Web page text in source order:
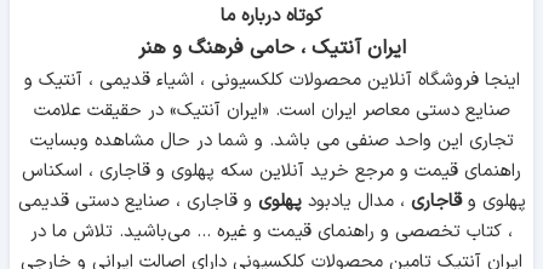
کوتاه درباره ما
ایران آنتیک ، حامی فرهنگ و هنر
اینجا فروشگاه آنلاین محصولات کلکسیونی ، اشیاء قدیمی ، آنتیک و
صنایع دستی معاصر ایران است. «ایران آنتیک» در حقیقت علامت
تجاری این واحد صنفی می باشد. و شما در حال مشاهده وبسایت
راهنمای قیمت و مرجع خرید آنلاین سکه پهلوی و قاجاری ، اسکناس
پهلوی وقاجاری ، مدال یادبودپهلوی و قاجاری ، صنایع دستی قدیمی
، کتاب تخصصی و راهنمای قیمت و غیره ... می‌باشید. تلاش ما در
ایران آنتیک تامین محصولات کلکسیونی دارای اصالت ایرانی و خارجی